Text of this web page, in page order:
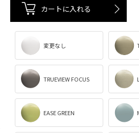
カートに入れる
変更なし
TRUEVIEW FOCUS
EASE GREEN